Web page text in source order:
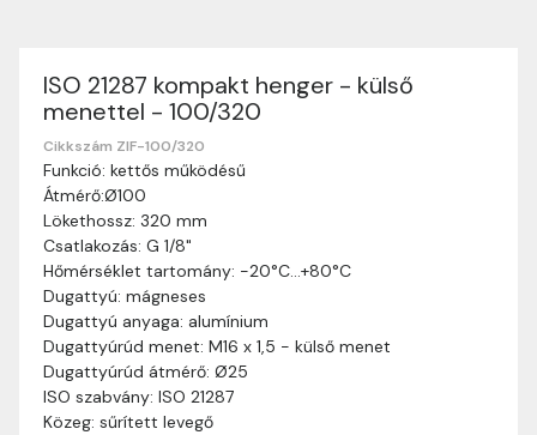
ISO 21287 kompakt henger - külső
menettel - 100/320
Cikkszám ZIF-100/320
Funkció: kettős működésű
Átmérő:Ø100
Lökethossz: 320 mm
Csatlakozás: G 1/8"
Hőmérséklet tartomány: -20°C…+80°C
Dugattyú: mágneses
Dugattyú anyaga: alumínium
Dugattyúrúd menet: M16 x 1,5 - külső menet
Dugattyúrúd átmérő: Ø25
ISO szabvány: ISO 21287
Közeg: sűrített levegő
Szállítási információk
Nagyon köszönjük, hogy webshopunkat választottátok
vásárlásaitokhoz. Az alábbiakban megtaláljátok szállítási
információinkat, hogy a vásárlásotok gördülékenyen és
zökkenőmentesen történhessen.
Szállítási idő:
munkanapon belül kézbesítjük. Amennyiben
valamilyen okból kifolyólag a szállítás hosszabb
ideig tart, előre értesítünk benneteket.
Szállítási díj: A szállítási díj függ a termék súlyától
és a szállítási cím távolságától. A pontos szállítási
díjat a vásárlás folyamata során megtekinthetitek,
mielőtt a rendelést véglegesítitek.